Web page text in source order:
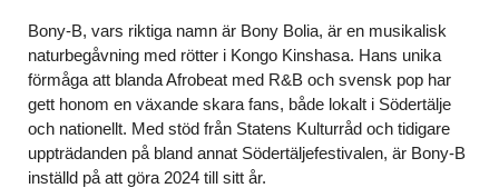
Bony-B, vars riktiga namn är Bony Bolia, är en musikalisk
naturbegåvning med rötter i Kongo Kinshasa. Hans unika
förmåga att blanda Afrobeat med R&B och svensk pop har
gett honom en växande skara fans, både lokalt i Södertälje
och nationellt. Med stöd från Statens Kulturråd och tidigare
uppträdanden på bland annat Södertäljefestivalen, är Bony-B
inställd på att göra 2024 till sitt år.